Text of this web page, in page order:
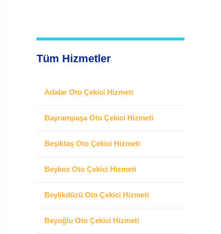
Tüm Hizmetler
Adalar Oto Çekici Hizmeti
Bayrampaşa Oto Çekici Hizmeti
Beşiktaş Oto Çekici Hizmeti
Beykoz Oto Çekici Hizmeti
Beylikdüzü Oto Çekici Hizmeti
Beyoğlu Oto Çekici Hizmeti